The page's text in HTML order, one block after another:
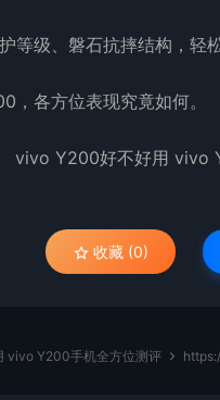
等级、磐石抗摔结构，轻
各方位表现究竟如何。
收藏 (0)
vivo Y200手机全方位测评